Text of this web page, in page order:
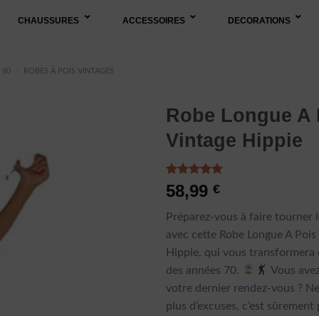
CHAUSSURES ACCESSOIRES DECORATIONS
60 ROBES À POIS VINTAGES
Robe Longue A
Vintage Hippie
Noté5.00
sur 5 basé
2
notations
client
58,99€
Préparez-vous à faire tourner
avec cette Robe Longue A
Hippie, qui vous transformera
des années 70.
Vous
votre dernier rendez-vous ?
plus d’excuses, c’est